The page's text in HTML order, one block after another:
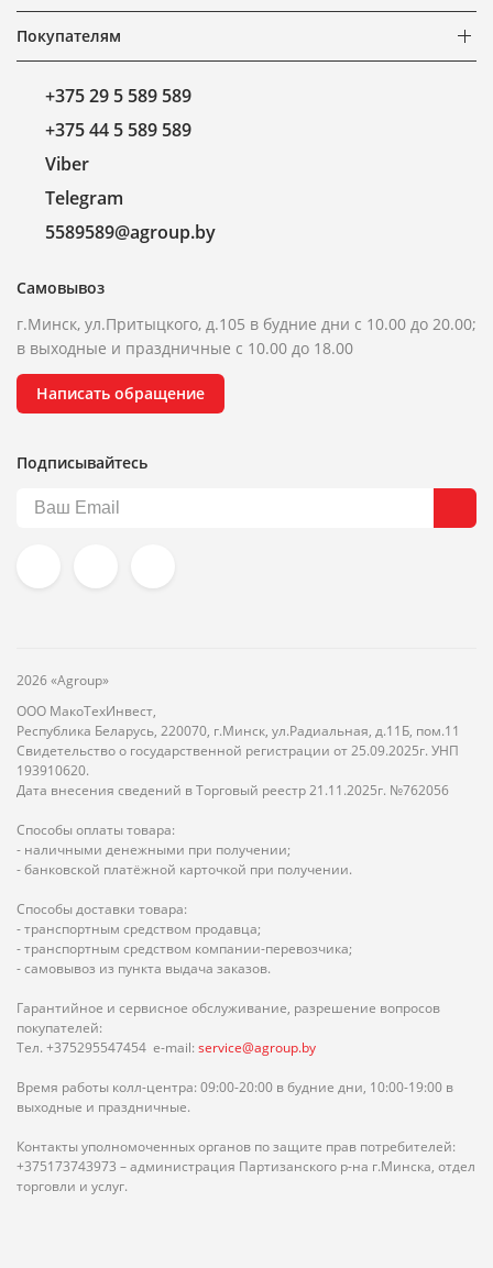
Покупателям
+375 29 5 589 589
+375 44 5 589 589
Viber
Telegram
5589589@agroup.by
Самовывоз
г.Минск, ул.Притыцкого, д.105 в будние дни с 10.00 до 20.00;
в выходные и праздничные с 10.00 до 18.00
Написать обращение
Подписывайтесь
2026 «Agroup»
ООО МакоТехИнвест,
Республика Беларусь, 220070, г.Минск, ул.Радиальная, д.11Б, пом.11
Свидетельство о государственной регистрации от 25.09.2025г. УНП
193910620.
Дата внесения сведений в Торговый реестр 21.11.2025г. №762056
Способы оплаты товара:
- наличными денежными при получении;
- банковской платёжной карточкой при получении.
Способы доставки товара:
- транспортным средством продавца;
- транспортным средством компании-перевозчика;
- самовывоз из пункта выдача заказов.
Гарантийное и сервисное обслуживание, разрешение вопросов
покупателей:
Тел. +375295547454 e-mail: service@agroup.by
Время работы колл-центра: 09:00-20:00 в будние дни, 10:00-19:00 в
выходные и праздничные.
Контакты уполномоченных органов по защите прав потребителей:
+375173743973 – администрация Партизанского р-на г.Минска, отдел
торговли и услуг.